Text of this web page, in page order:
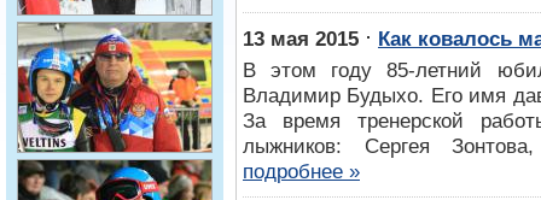
13 мая 2015 ⋅ Как ковалось
В этом году 85-летний
Владимир Будыхо. Его имя
За время тренерской
лыжников: Сергея
подробнее »